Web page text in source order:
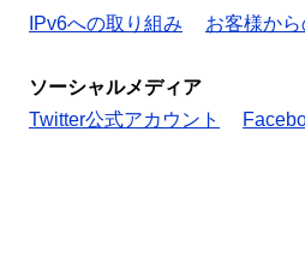
IPv6への取り組み
お客様か
ソーシャルメディア
Twitter公式アカウント